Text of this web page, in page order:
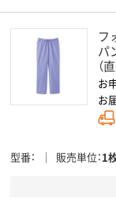
フ
パ
（
お
お
型番 販売単位 1